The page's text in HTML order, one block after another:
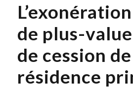
de plus-
de cession de
résidence